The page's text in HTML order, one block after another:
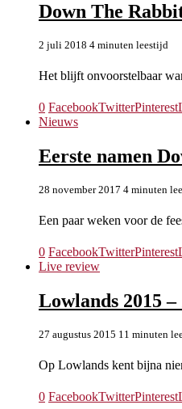
Down The
2 juli 2018 4 minuten leestijd
Het blijft onvoorstelbaar
0 FacebookTwitterPinterest
Nieuws
Eerste namen
28 november 2017 4 minuten
Een paar weken voor de
0 FacebookTwitterPinterest
Live review
Lowlands 2015
27 augustus 2015 11 minuten
Op Lowlands kent bijna
0 FacebookTwitterPinterest